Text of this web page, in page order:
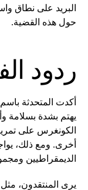
البريد على نطاق
حول هذه القضية.
ردود
أكدت المتحدثة
يهتم بشدة بسلامة
أخرى. ومع ذلك،
الديمقراطيين
يرى المنتقدون،